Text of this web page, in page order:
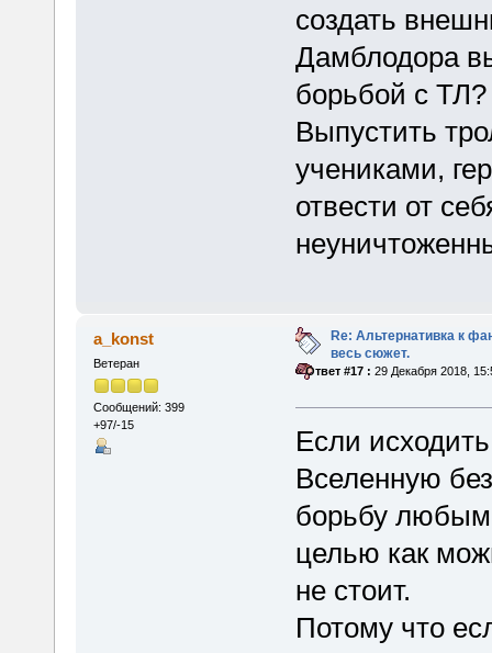
создать
Дамблодора
борьбой с ТЛ?
Выпустить
учениками,
отвести от
a_konst
Ветеран
Сообщений: 399
+97/-15
Re: Альтернативка к
весь сюжет.
«Ответ #17 : 29 Декабря 2018,
Если
Вселенную
борьбу
целью как
не стоит.
Потому что